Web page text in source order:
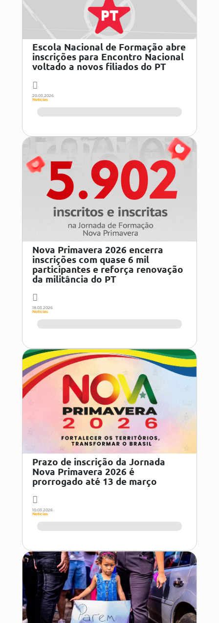
Escola Nacional de Formação abre
inscrições para Encontro Nacional
voltado a novos filiados do PT
20.03.2026
Notícias
Nova Primavera 2026 encerra
inscrições com quase 6 mil
participantes e reforça renovação
da militância do PT
18.03.2026
Notícias
Prazo de inscrição da Jornada
Nova Primavera 2026 é
prorrogado até 13 de março
10.03.2026
Notícias